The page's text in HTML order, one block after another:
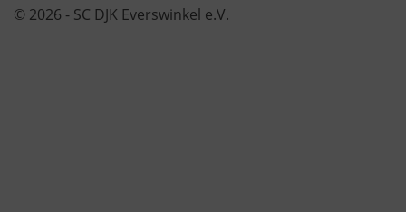
© 2026 - SC DJK Everswinkel e.V.